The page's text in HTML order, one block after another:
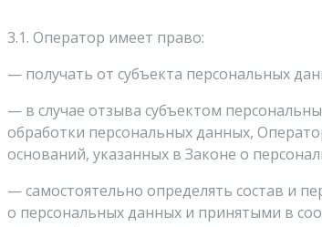
3.1. Оператор имеет право:
— получать от субъекта персональных
— в случае отзыва субъектом
обработки персональных данных,
оснований, указанных в Законе о
— самостоятельно определять состав и
о персональных данных и принятыми в